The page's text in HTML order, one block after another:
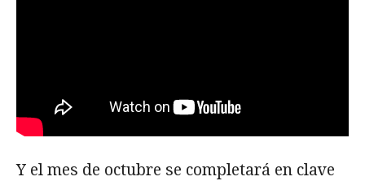
Y el mes de octubre se completará en clave